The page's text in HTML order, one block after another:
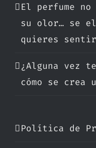
El perfume
su olor… se
quieres
¿Alguna vez
cómo se crea
Política de